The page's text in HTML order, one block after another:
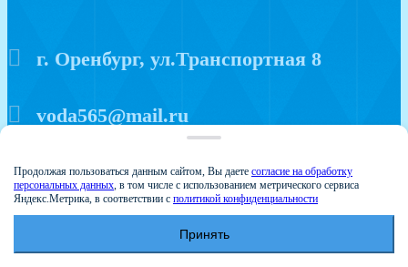
г. Оренбург, ул.Транспортная 8
voda565@mail.ru
+7 (3532) 20-44-33
Продолжая пользоваться данным сайтом, Вы даете согласие на обработку
персональных данных, в том числе с использованием метрического сервиса
Яндекс.Метрика, в соответствии с политикой конфиденциальности
Принять